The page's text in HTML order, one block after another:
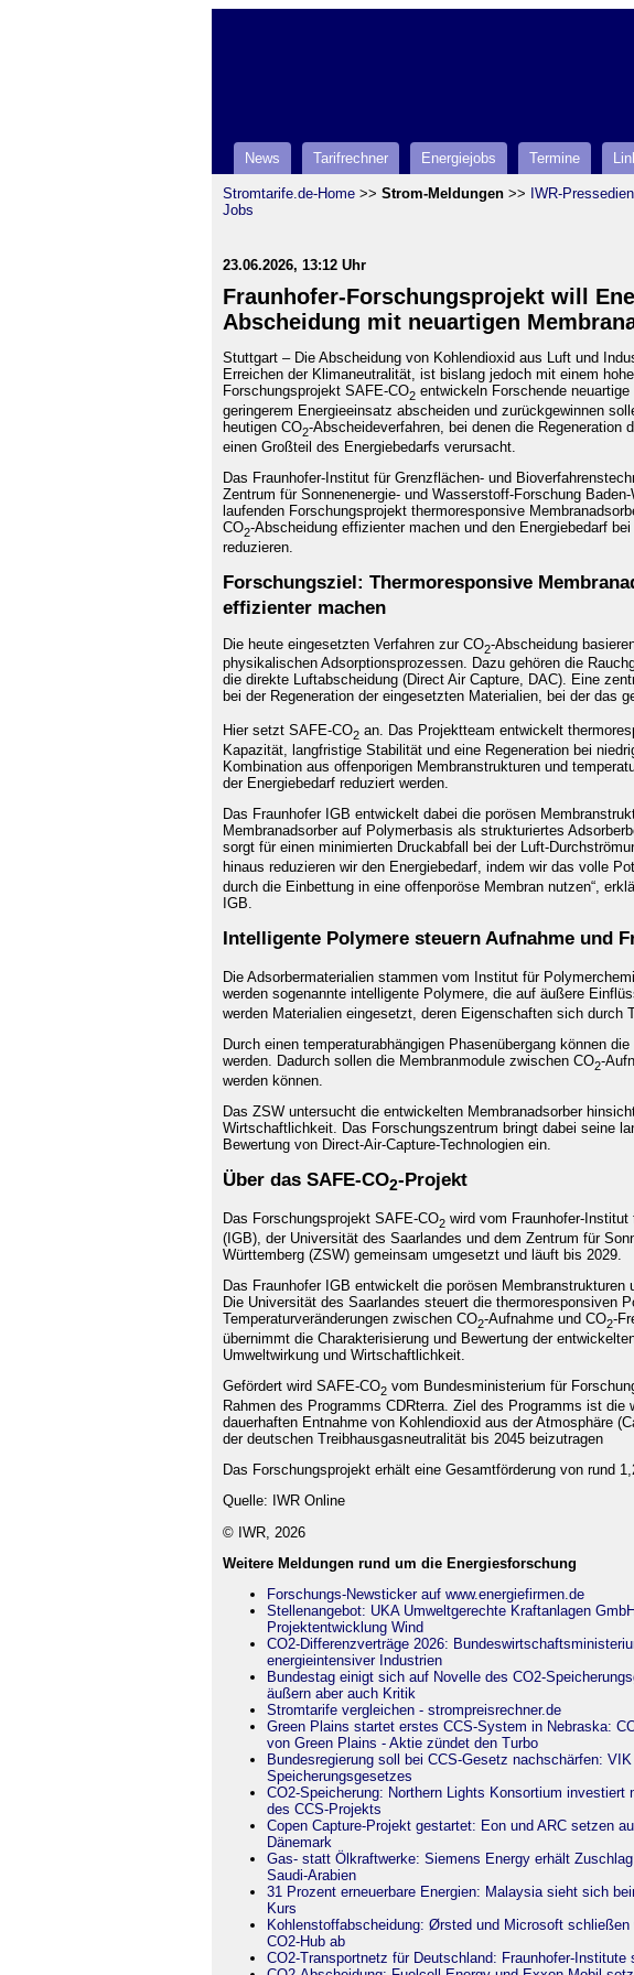
News Tarifrechner Energiejobs Termine
Stromtarife.de-Home >> Strom-Meldungen >> IWR-
Jobs
23.06.2026, 13:12 Uhr
Fraunhofer-Forschungsprojekt will
Abscheidung mit neuartigen
Stuttgart – Die Abscheidung von Kohlendioxid aus Luft und
Erreichen der Klimaneutralität, ist bislang jedoch mit einem
Forschungsprojekt SAFE-CO2 entwickeln Forschende
geringerem Energieeinsatz abscheiden und zurückgewinnen
heutigen CO2-Abscheideverfahren, bei denen die Regeneration
einen Großteil des Energiebedarfs verursacht.
Das Fraunhofer-Institut für Grenzflächen- und
Zentrum für Sonnenenergie- und Wasserstoff-Forschung
laufenden Forschungsprojekt thermoresponsive
CO2-Abscheidung effizienter machen und den Energiebedarf
reduzieren.
Forschungsziel: Thermoresponsive
effizienter machen
Die heute eingesetzten Verfahren zur CO2-Abscheidung
physikalischen Adsorptionsprozessen. Dazu gehören die
die direkte Luftabscheidung (Direct Air Capture, DAC). Eine
bei der Regeneration der eingesetzten Materialien, bei der das
Hier setzt SAFE-CO2 an. Das Projektteam entwickelt
Kapazität, langfristige Stabilität und eine Regeneration bei
Kombination aus offenporigen Membranstrukturen und
der Energiebedarf reduziert werden.
Das Fraunhofer IGB entwickelt dabei die porösen
Membranadsorber auf Polymerbasis als strukturiertes
sorgt für einen minimierten Druckabfall bei der Luft-
hinaus reduzieren wir den Energiebedarf, indem wir das volle
durch die Einbettung in eine offenporöse Membran nutzen“,
IGB.
Intelligente Polymere steuern Aufnahme und
Die Adsorbermaterialien stammen vom Institut für
werden sogenannte intelligente Polymere, die auf äußere
werden Materialien eingesetzt, deren Eigenschaften sich durch
Durch einen temperaturabhängigen Phasenübergang können
werden. Dadurch sollen die Membranmodule zwischen CO2-
werden können.
Das ZSW untersucht die entwickelten Membranadsorber
Wirtschaftlichkeit. Das Forschungszentrum bringt dabei seine
Bewertung von Direct-Air-Capture-Technologien ein.
Über das SAFE-CO2-Projekt
Das Forschungsprojekt SAFE-CO2 wird vom Fraunhofer-
(IGB), der Universität des Saarlandes und dem Zentrum für
Württemberg (ZSW) gemeinsam umgesetzt und läuft bis 2029.
Das Fraunhofer IGB entwickelt die porösen Membranstrukturen
Die Universität des Saarlandes steuert die thermoresponsiven
Temperaturveränderungen zwischen CO2-Aufnahme und CO2-
übernimmt die Charakterisierung und Bewertung der
Umweltwirkung und Wirtschaftlichkeit.
Gefördert wird SAFE-CO2 vom Bundesministerium für
Rahmen des Programms CDRterra. Ziel des Programms ist
dauerhaften Entnahme von Kohlendioxid aus der Atmosphäre
der deutschen Treibhausgasneutralität bis 2045 beizutragen
Das Forschungsprojekt erhält eine Gesamtförderung von rund
Quelle: IWR Online
© IWR, 2026
Weitere Meldungen rund um die Energiesforschung
Forschungs-Newsticker auf www.energiefirmen.de
Stellenangebot: UKA Umweltgerechte Kraftanlagen
Projektentwicklung Wind
CO2-Differenzverträge 2026:
energieintensiver Industrien
Bundestag einigt sich auf Novelle des CO2-
äußern aber auch Kritik
Stromtarife vergleichen - strompreisrechner.de
Green Plains startet erstes CCS-System in Nebraska:
von Green Plains - Aktie zündet den Turbo
Bundesregierung soll bei CCS-Gesetz nachschärfen:
Speicherungsgesetzes
CO2-Speicherung: Northern Lights Konsortium
des CCS-Projekts
Copen Capture-Projekt gestartet: Eon und ARC setzen
Dänemark
Gas- statt Ölkraftwerke: Siemens Energy erhält
Saudi-Arabien
31 Prozent erneuerbare Energien: Malaysia sieht sich
Kurs
Kohlenstoffabscheidung: Ørsted und Microsoft
CO2-Hub ab
CO2-Transportnetz für Deutschland: Fraunhofer-